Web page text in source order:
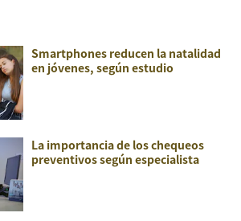
Smartphones reducen la natalidad
en jóvenes, según estudio
La importancia de los chequeos
preventivos según especialista